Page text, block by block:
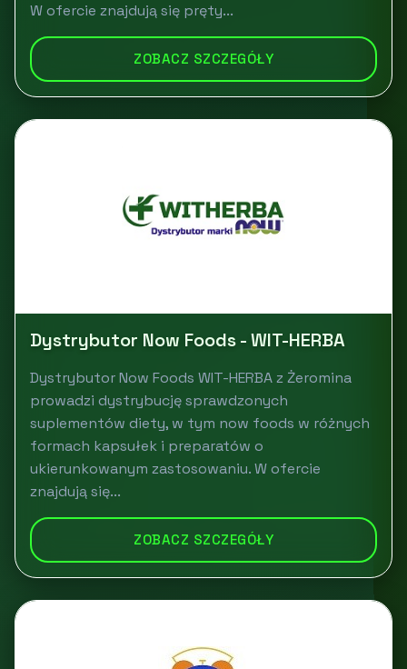
W ofercie znajdują się pręty...
ZOBACZ SZCZEGÓŁY
Dystrybutor Now Foods - WIT-HERBA
Dystrybutor Now Foods WIT-HERBA z Żeromina
prowadzi dystrybucję sprawdzonych
suplementów diety, w tym now foods w różnych
formach kapsułek i preparatów o
ukierunkowanym zastosowaniu. W ofercie
znajdują się...
ZOBACZ SZCZEGÓŁY